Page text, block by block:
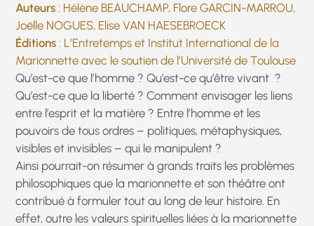
Auteurs : Hélène BEAUCHAMP, Flore GARCIN-MARROU,
Joëlle NOGUES, Elise VAN HAESEBROECK
Éditions : L’Entretemps et Institut International de la
Marionnette avec le soutien de l’Université de Toulouse
Qu’est-ce que l’homme ? Qu’est-ce qu’être vivant ?
Qu’est-ce que la liberté ? Comment envisager les liens
entre l’esprit et la matière ? Entre l’homme et les
pouvoirs de tous ordres – politiques, métaphysiques,
visibles et invisibles – qui le manipulent ?
Ainsi pourrait-on résumer à grands traits les problèmes
philosophiques que la marionnette et son théâtre ont
contribué à formuler tout au long de leur histoire. En
effet, outre les valeurs spirituelles liées à la marionnette